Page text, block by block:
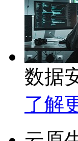
数据
了解